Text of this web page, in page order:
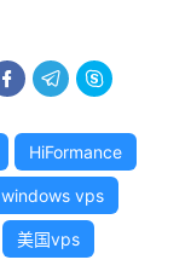
  
HiFormance
windows vps
美国vps